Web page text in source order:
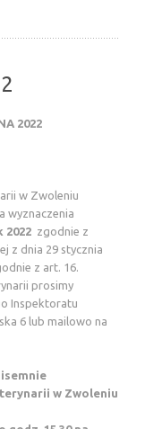
2022
w Zwoleniu
wyznaczenia
2022 zgodnie z
z dnia 29 stycznia
z art. 16.
prosimy
Inspektoratu
6 lub mailowo na
w Zwoleniu